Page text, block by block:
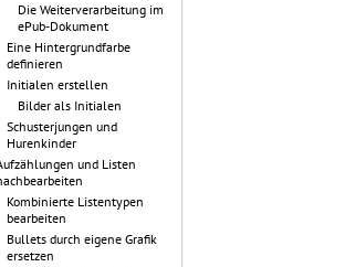
Die Weiterverarbeitung im
ePub-Dokument
Eine Hintergrundfarbe
definieren
Initialen erstellen
Bilder als Initialen
Schusterjungen und
Hurenkinder
und Listen
Kombinierte Listentypen
bearbeiten
Bullets durch eigene Grafik
ersetzen